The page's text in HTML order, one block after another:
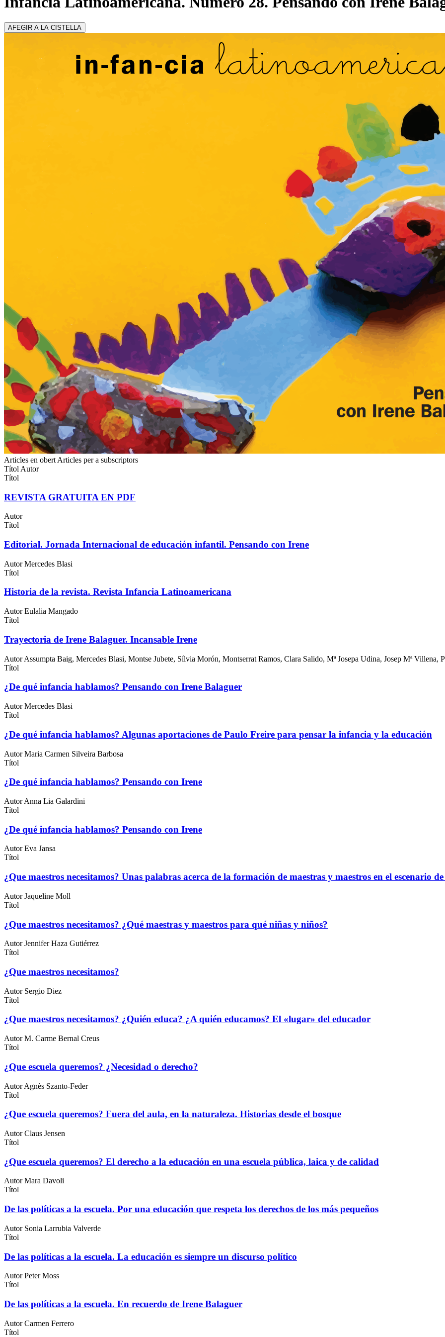
AFEGIR A LA CISTELLA
Articles en obert Articles per a subscriptors
Títol Autor
Títol
REVISTA GRATUITA EN PDF
Autor
Títol
Editorial. Jornada Internacional de educación infantil. Pensando con Irene
Autor Mercedes Blasi
Títol
Historia de la revista. Revista Infancia Latinoamericana
Autor Eulalia Mangado
Títol
Trayectoria de Irene Balaguer. Incansable Irene
Autor Assumpta Baig, Mercedes Blasi, Montse Jubete, Sílvia Morón, Montserrat Ramos, Clara Salido, Mª Josepa Udina, Josep Mª Villena,
Títol
¿De qué infancia hablamos? Pensando con Irene Balaguer
Autor Mercedes Blasi
Títol
¿De qué infancia hablamos? Algunas aportaciones de Paulo Freire para pensar la infancia y la educación
Autor Maria Carmen Silveira Barbosa
Títol
¿De qué infancia hablamos? Pensando con Irene
Autor Anna Lia Galardini
Títol
¿De qué infancia hablamos? Pensando con Irene
Autor Eva Jansa
Títol
¿Que maestros necesitamos? Unas palabras acerca de la formación de maestras y maestros en el escenario
Autor Jaqueline Moll
Títol
¿Que maestros necesitamos? ¿Qué maestras y maestros para qué niñas y niños?
Autor Jennifer Haza Gutiérrez
Títol
¿Que maestros necesitamos?
Autor Sergio Diez
Títol
¿Que maestros necesitamos? ¿Quién educa? ¿A quién educamos? El «lugar» del educador
Autor M. Carme Bernal Creus
Títol
¿Que escuela queremos? ¿Necesidad o derecho?
Autor Agnès Szanto-Feder
Títol
¿Que escuela queremos? Fuera del aula, en la naturaleza. Historias desde el bosque
Autor Claus Jensen
Títol
¿Que escuela queremos? El derecho a la educación en una escuela pública, laica y de calidad
Autor Mara Davoli
Títol
De las políticas a la escuela. Por una educación que respeta los derechos de los más pequeños
Autor Sonia Larrubia Valverde
Títol
De las políticas a la escuela. La educación es siempre un discurso político
Autor Peter Moss
Títol
De las políticas a la escuela. En recuerdo de Irene Balaguer
Autor Carmen Ferrero
Títol